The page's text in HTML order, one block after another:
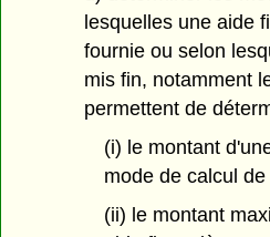
lesquelles une aide
fournie ou selon
mis fin, notamment
permettent de
(i) le montant
mode de calcul
(ii) le montant